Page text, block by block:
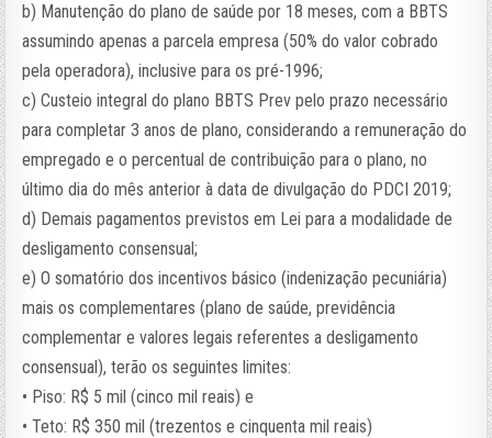
b) Manutenção do plano de saúde por 18 meses, com a BBTS
assumindo apenas a parcela empresa (50% do valor cobrado
pela operadora), inclusive para os pré-1996;
c) Custeio integral do plano BBTS Prev pelo prazo necessário
para completar 3 anos de plano, considerando a remuneração do
empregado e o percentual de contribuição para o plano, no
último dia do mês anterior à data de divulgação do PDCI 2019;
d) Demais pagamentos previstos em Lei para a modalidade de
desligamento consensual;
e) O somatório dos incentivos básico (indenização pecuniária)
mais os complementares (plano de saúde, previdência
complementar e valores legais referentes a desligamento
consensual), terão os seguintes limites:
• Piso: R$ 5 mil (cinco mil reais) e
• Teto: R$ 350 mil (trezentos e cinquenta mil reais)